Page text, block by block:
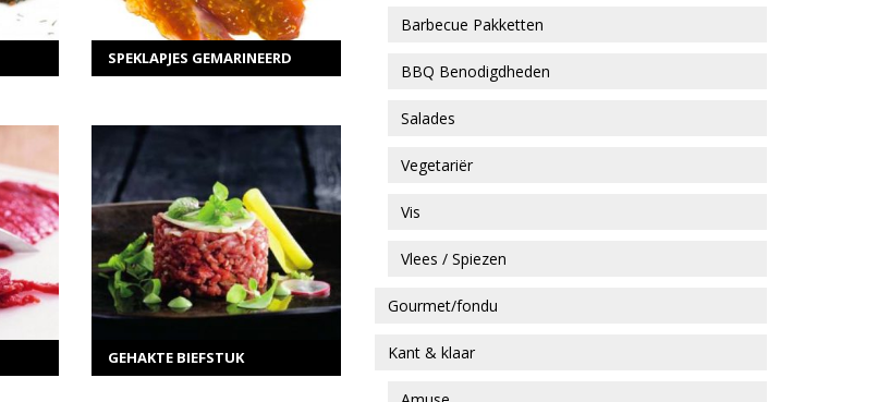
SPEKLAPJES GEMARINEERD
MEER INFORMATIE
Selecteer opties
GEHAKTE BIEFSTUK
Barbecue Pakketten
BBQ Benodigdheden
Salades
Vegetariër
Vis
Vlees / Spiezen
Gourmet/fondu
Kant & klaar